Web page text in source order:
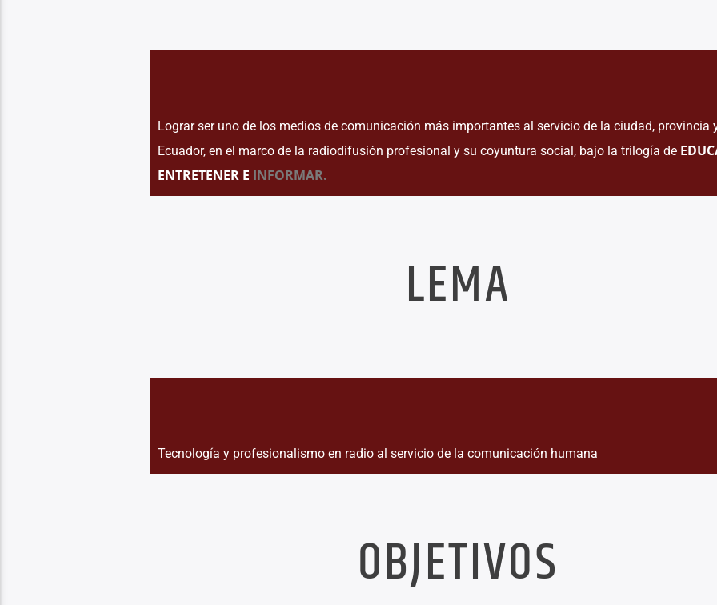
Lograr ser uno de los medios de comunicación más importantes al servicio de la ciudad, provincia
Ecuador, en el marco de la radiodifusión profesional y su coyuntura social, bajo la trilogía de
ENTRETENER E INFORMAR.
LEMA
Tecnología y profesionalismo en radio al servicio de la comunicación humana
OBJETIVOS